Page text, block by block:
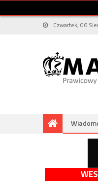
Czwartek, 06